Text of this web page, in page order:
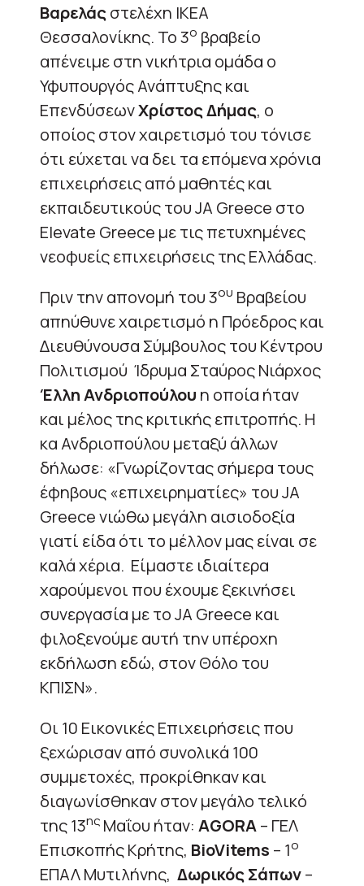
Βαρελάςστελέχη ΙΚΕΑ
Θεσσαλονίκης. Το 3ο βραβείο
απένειμε στη νικήτρια ομάδα ο
Υφυπουργός Ανάπτυξης και
ΕπενδύσεωνΧρίστος Δήμας, ο
οποίος στον χαιρετισμό του τόνισε
ότι εύχεται να δει τα επόμενα χρόνια
επιχειρήσεις από μαθητές και
εκπαιδευτικούς του JA Greece στο
Elevate Greece με τις πετυχημένες
νεοφυείς επιχειρήσεις της Ελλάδας.
Πριν την απονομή του 3ου Βραβείου
απηύθυνε χαιρετισμό η Πρόεδρος και
Διευθύνουσα Σύμβουλος του Κέντρου
Πολιτισμού Ίδρυμα Σταύρος Νιάρχος
Έλλη Ανδριοπούλου η οποία ήταν
και μέλος της κριτικής επιτροπής. Η
κα Ανδριοπούλου μεταξύ άλλων
δήλωσε: «Γνωρίζοντας σήμερα τους
έφηβους «επιχειρηματίες» του JA
Greece νιώθω μεγάλη αισιοδοξία
γιατί είδα ότι το μέλλον μας είναι σε
καλά χέρια. Είμαστε ιδιαίτερα
χαρούμενοι που έχουμε ξεκινήσει
συνεργασία με το JA Greece και
φιλοξενούμε αυτή την υπέροχη
εκδήλωση εδώ, στον Θόλο του
ΚΠΙΣΝ».
Οι 10 Εικονικές Επιχειρήσεις που
ξεχώρισαν από συνολικά 100
συμμετοχές, προκρίθηκαν και
διαγωνίσθηκαν στον μεγάλο τελικό
της 13ης Μαΐου ήταν: ΑGORA– ΓΕΛ
Επισκοπής Κρήτης, BioVitems – 1ο
ΕΠΑΛ Μυτιλήνης, Δωρικός Σάπων–